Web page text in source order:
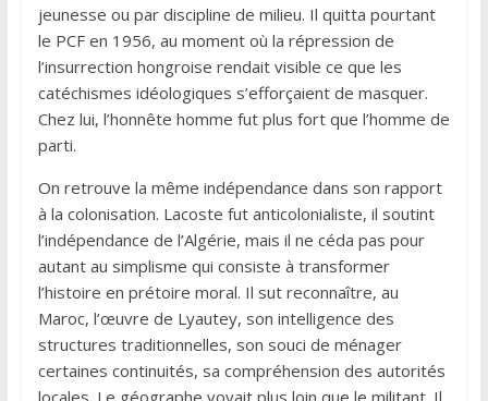
jeunesse ou par discipline de milieu. Il quitta pourtant
le PCF en 1956, au moment où la répression de
l’insurrection hongroise rendait visible ce que les
catéchismes idéologiques s’efforçaient de masquer.
Chez lui, l’honnête homme fut plus fort que l’homme de
parti.
On retrouve la même indépendance dans son rapport
à la colonisation. Lacoste fut anticolonialiste, il soutint
l’indépendance de l’Algérie, mais il ne céda pas pour
autant au simplisme qui consiste à transformer
l’histoire en prétoire moral. Il sut reconnaître, au
Maroc, l’œuvre de Lyautey, son intelligence des
structures traditionnelles, son souci de ménager
certaines continuités, sa compréhension des autorités
locales. Le géographe voyait plus loin que le militant. Il